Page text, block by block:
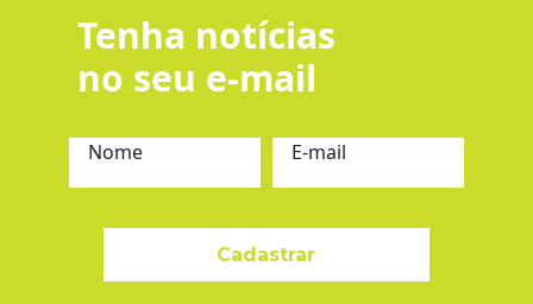
Tenha notícias
no seu e-mail
Nome E-mail
Cadastrar